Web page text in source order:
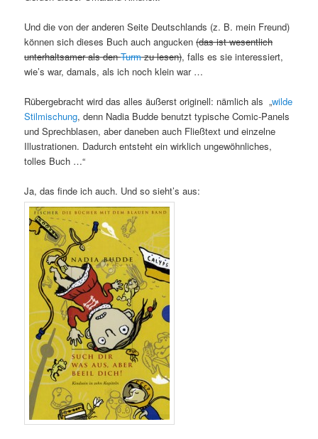
Und die von der anderen Seite Deutschlands (z. B. mein Freund)
können sich dieses Buch auch angucken(das ist wesentlich
unterhaltsamer als denTurmzu lesen), falls es sie interessiert,
wie’s war, damals, als ich noch klein war …
Rübergebracht wird das alles äußerst originell: nämlich als „wilde
Stilmischung, denn Nadia Budde benutzt typische Comic-Panels
und Sprechblasen, aber daneben auch Fließtext und einzelne
Illustrationen. Dadurch entsteht ein wirklich ungewöhnliches,
tolles Buch …“
Ja, das finde ich auch. Und so sieht’s aus: